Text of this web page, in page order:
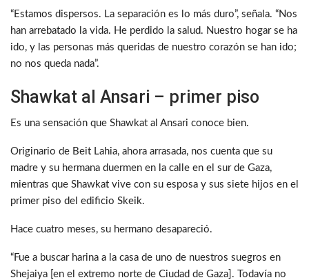
“Estamos dispersos. La separación es lo más duro”, señala. “Nos
han arrebatado la vida. He perdido la salud. Nuestro hogar se ha
ido, y las personas más queridas de nuestro corazón se han ido;
no nos queda nada”.
Shawkat al Ansari – primer piso
Es una sensación que Shawkat al Ansari conoce bien.
Originario de Beit Lahia, ahora arrasada, nos cuenta que su
madre y su hermana duermen en la calle en el sur de Gaza,
mientras que Shawkat vive con su esposa y sus siete hijos en el
primer piso del edificio Skeik.
Hace cuatro meses, su hermano desapareció.
“Fue a buscar harina a la casa de uno de nuestros suegros en
Shejaiya [en el extremo norte de Ciudad de Gaza]. Todavía no